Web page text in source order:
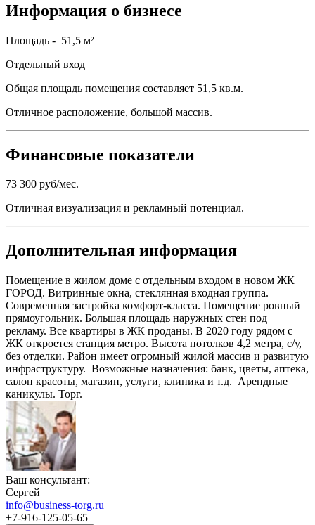
Информация о бизнесе
Площадь - 51,5 м²
Отдельный вход
Общая площадь помещения составляет 51,5 кв.м.
Отличное расположение, большой массив.
Финансовые показатели
73 300 руб/мес.
Отличная визуализация и рекламный потенциал.
Дополнительная информация
Помещение в жилом доме с отдельным входом в новом ЖК
ГОРОД. Витринные окна, стеклянная входная группа.
Современная застройка комфорт-класса. Помещение ровный
прямоугольник. Большая площадь наружных стен под
рекламу. Все квартиры в ЖК проданы. В 2020 году рядом с
ЖК откроется станция метро. Высота потолков 4,2 метра, с/у,
без отделки. Район имеет огромный жилой массив и развитую
инфраструктуру. Возможные назначения: банк, цветы, аптека,
салон красоты, магазин, услуги, клиника и т.д. Арендные
каникулы. Торг.
Ваш консультант:
Сергей
info@business-torg.ru
+7-916-125-05-65